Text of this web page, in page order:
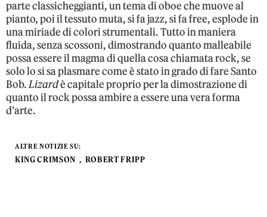
parte classicheggianti, un tema di oboe che muove al
pianto, poi il tessuto muta, si fa jazz, si fa free, esplode in
una miriade di colori strumentali. Tutto in maniera
fluida, senza scossoni, dimostrando quanto malleabile
possa essere il magma di quella cosa chiamata rock, se
solo lo si sa plasmare come è stato in grado di fare Santo
Bob.Lizardè capitale proprio per la dimostrazione di
quanto il rock possa ambire a essere una vera forma
d’arte.
ALTRE NOTIZIE SU:
KING CRIMSON ROBERT FRIPP